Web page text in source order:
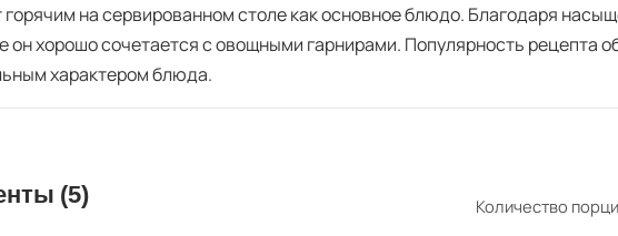
на сервированном столе как основное блюдо. Благодаря
он хорошо сочетается с овощными гарнирами. Популярность рецепта
характером блюда.
(5) Количество